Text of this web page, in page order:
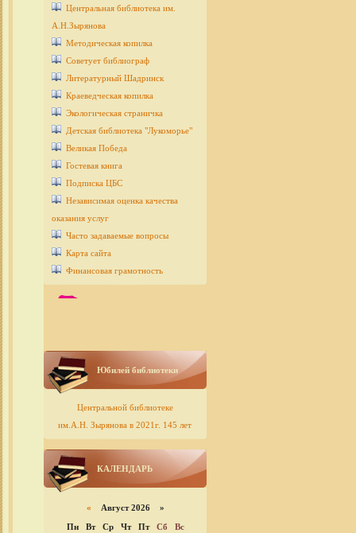
Центральная библиотека им.
А.Н.Зырянова
Методическая копилка
Советует библиограф
Литературный Шадринск
Краеведческая копилка
Экологическая страничка
Детcкая библиотека "Лукоморье"
Великая Победа
Гостевая книга
Подписка ЦБС
Независимая оценка качества
оказания услуг
Часто задаваемые вопросы
Карта сайта
Финансовая грамотность
Юбилей библиотеки
Центральной библиотеке
им.А.Н. Зырянова в 2021г. 145 лет
КАЛЕНДАРЬ
« Август 2026 »
Пн
Вт Ср Чт Пт Сб
Вс